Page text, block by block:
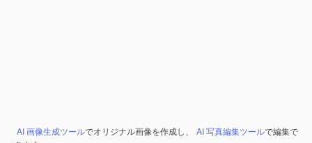
AI 画像生成ツールでオリジナル画像を作成し、 AI 写真編集ツールで編集で